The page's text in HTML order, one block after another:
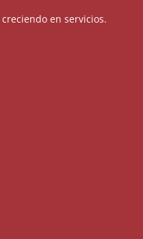
en servicios.